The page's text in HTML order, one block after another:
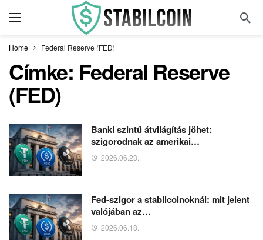
Home Federal Reserve (FED)
Címke: Federal Reserve
(FED)
Banki szintű átvilágítás jöhet:
szigorodnak az amerikai…
2026.06.23.
Fed-szigor a stabilcoinoknál: mit jelent
valójában az…
2026.06.18.